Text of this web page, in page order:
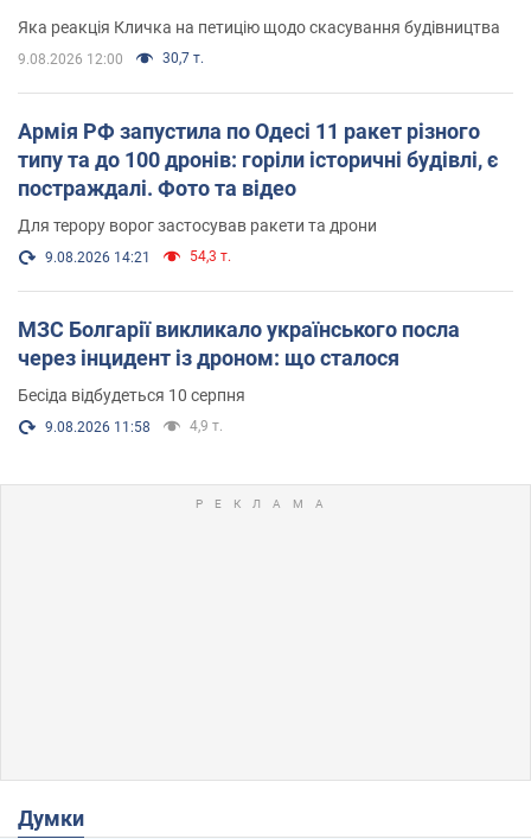
вірянина"
Яка реакція Кличка на петицію щодо скасування будівництва
9.08.2026 12:00 30,7 т.
Армія РФ запустила по Одесі 11 ракет різного
типу та до 100 дронів: горіли історичні будівлі, є
постраждалі. Фото та відео
Для терору ворог застосував ракети та дрони
9.08.2026 14:21 54,3 т.
МЗС Болгарії викликало українського посла
через інцидент із дроном: що сталося
Бесіда відбудеться 10 серпня
9.08.2026 11:58 4,9 т.
Думки